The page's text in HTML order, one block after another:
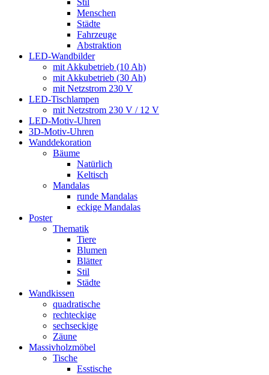
Stil
Menschen
Städte
Fahrzeuge
Abstraktion
LED-Wandbilder
mit Akkubetrieb (10 Ah)
mit Akkubetrieb (30 Ah)
mit Netzstrom 230 V
LED-Tischlampen
mit Netzstrom 230 V / 12 V
LED-Motiv-Uhren
3D-Motiv-Uhren
Wanddekoration
Bäume
Natürlich
Keltisch
Mandalas
runde Mandalas
eckige Mandalas
Poster
Thematik
Tiere
Blumen
Blätter
Stil
Städte
Wandkissen
quadratische
rechteckige
sechseckige
Zäune
Massivholzmöbel
Tische
Esstische